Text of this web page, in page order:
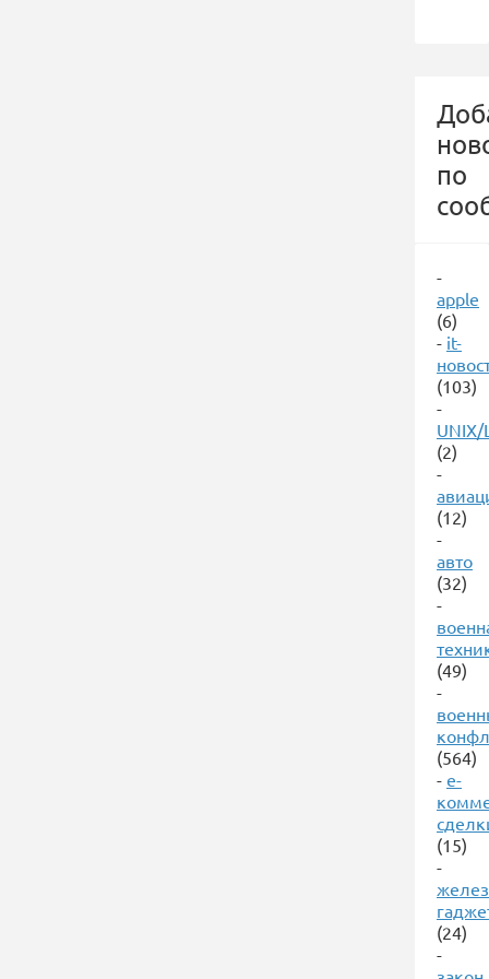
по
-
apple
(6)
- it-
(103)
-
UNIX/
(2)
-
(12)
-
авто
(32)
-
(49)
-
(564)
- е-
(15)
-
(24)
-